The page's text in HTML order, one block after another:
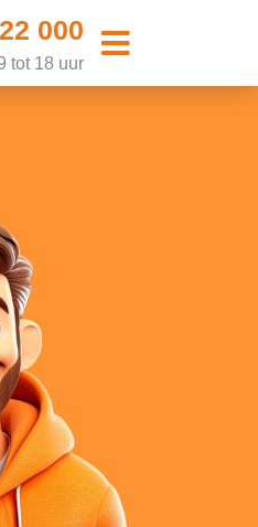
000
tot 18 uur